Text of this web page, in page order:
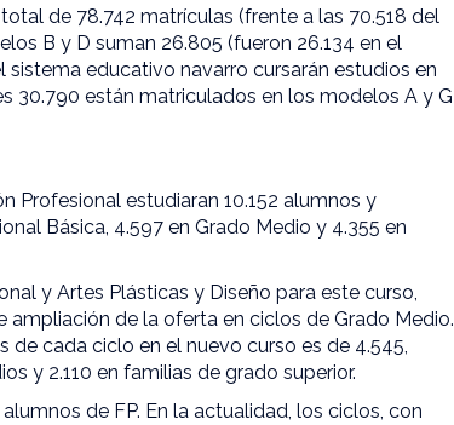
de 78.742 matrículas (frente a las 70.518 del
B y D suman 26.805 (fueron 26.134 en el
educativo navarro cursarán estudios en
30.790 están matriculados en los modelos A y G
Profesional estudiaran 10.152 alumnos y
Básica, 4.597 en Grado Medio y 4.355 en
y Artes Plásticas y Diseño para este curso,
de la oferta en ciclos de Grado Medio.
de cada ciclo en el nuevo curso es de 4.545,
y 2.110 en familias de grado superior.
de FP. En la actualidad, los ciclos, con